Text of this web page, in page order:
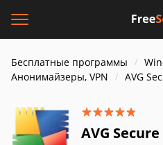
Бесплатные программы
Анонимайзеры, VPN
AVG
AVG Secure